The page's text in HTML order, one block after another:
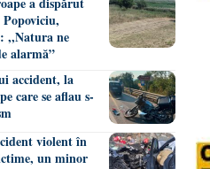
,,Natura ne
alarmă”
accident, la
care se aflau s-
violent în
un minor